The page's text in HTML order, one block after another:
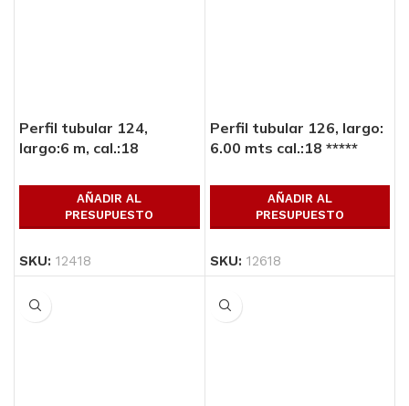
Perfil tubular 124,
largo:6 m, cal.:18
AÑADIR AL
PRESUPUESTO
SKU: 12418
Perfil tubular 126, largo:
6.00 mts cal.:18 *****
AÑADIR AL
PRESUPUESTO
SKU: 12618